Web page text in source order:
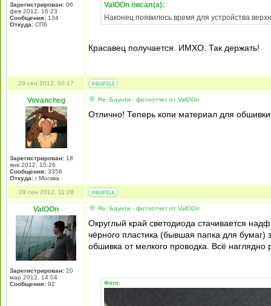
Зарегистрирован: 06
фев 2012, 16:23
Сообщения: 134
Откуда: СПб
ValOOn писал(а):
Наконец появилось время для устройства
Красавец получается. ИМХО. Так держать!
29 сен 2012, 00:17
Vovancheg
Зарегистрирован: 18
янв 2012, 15:26
Сообщения: 3358
Откуда: г.Москва
Re: Баунти - фотоотчет от ValOOn
Отлично! Теперь копи материал для
29 сен 2012, 11:28
ValOOn
Зарегистрирован: 20
мар 2012, 14:04
Сообщения: 92
Re: Баунти - фотоотчет от ValOOn
Округлый край светодиода стачивается
чёрного пластика (бывшая папка для бумаг)
обшивка от мелкого проводка. Всё
Фото: